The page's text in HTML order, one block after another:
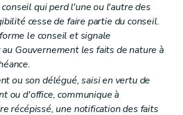
L1313-1
IV Equilibre budgétaire
L1314-1
L1314-2
V Règlement général de la comptabilité communale
1
Charges et dépenses
unique
L1321-1
L1321-2
qui perd l'une ou l'autre des
cesse de faire partie du conseil.
le conseil et signale
Gouvernement les faits de nature à
ou son délégué, saisi en vertu de
ou d'office, communique à
récépissé, une notification des faits